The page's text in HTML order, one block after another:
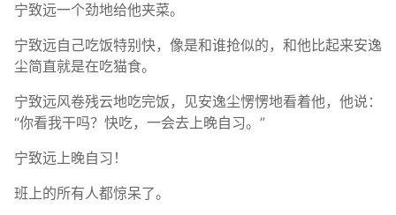
宁致远一个劲地给他夹菜。
宁致远自己吃饭特别快，像是和谁抢似的，和他比起来安逸
尘简直就是在吃猫食。
宁致远风卷残云地吃完饭，见安逸尘愣愣地看着他，他说：
“你看我干吗？快吃，一会去上晚自习。”
宁致远上晚自习！
班上的所有人都惊呆了。